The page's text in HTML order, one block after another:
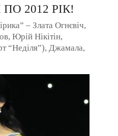
2012 РІК!
– Злата Огнєвіч,
Юрій Нікітін,
“Неділя”), Джамала,